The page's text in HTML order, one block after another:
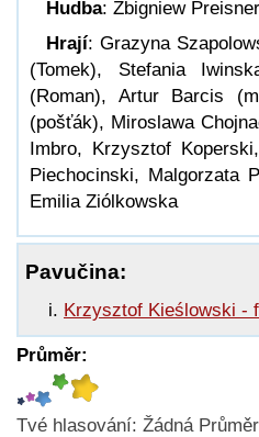
Hudba: Zbigniew Preisner
Hrají: Grazyna
(Tomek), Stefania
(Roman), Artur Barcis
(pošťák), Miroslawa
Imbro, Krzysztof
Piechocinski, Malgorzata
Emilia Ziólkowska
Pavučina:
Krzysztof Kieślowski -
Průměr:
Tvé hlasování: Žádná